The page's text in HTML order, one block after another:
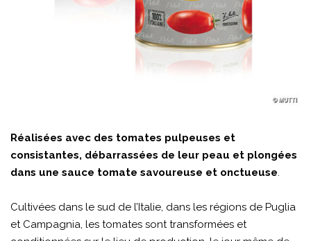
Réalisées avec des tomates pulpeuses et
consistantes, débarrassées de leur peau et plongées
dans une sauce tomate savoureuse et onctueuse.
Cultivées dans le sud de l’Italie, dans les régions de Puglia
et Campagnia, les tomates sont transformées et